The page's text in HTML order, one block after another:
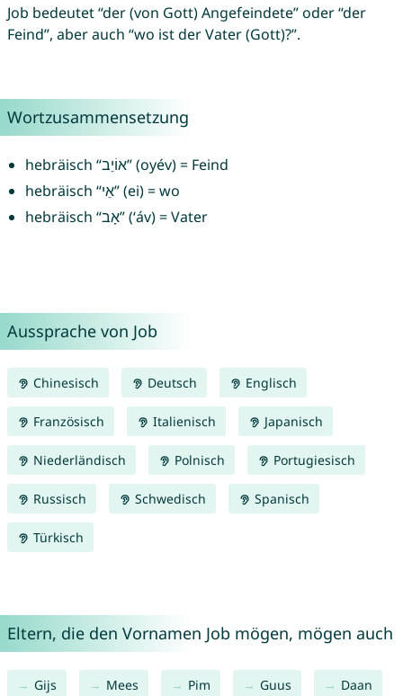
Job bedeutet “der (von Gott) Angefeindete” oder “der
Feind”, aber auch “wo ist der Vater (Gott)?”.
Wortzusammensetzung
hebräisch “אוֹיֵב” (oyév) = Feind
hebräisch “אֵי” (ei) = wo
hebräisch “אָב” (‘áv) = Vater
Aussprache von Job
Chinesisch Deutsch Englisch
Französisch Italienisch Japanisch
Niederländisch Polnisch Portugiesisch
Russisch Schwedisch Spanisch
Türkisch
Eltern, die den Vornamen Job mögen, mögen auch
Gijs Mees Pim Guus Daan